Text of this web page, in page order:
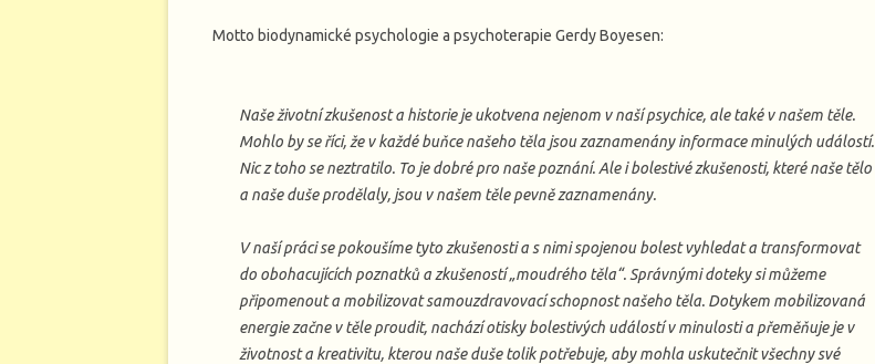
Motto biodynamické psychologie a psychoterapie Gerdy Boyesen:
Naše životní zkušenost a historie je ukotvena nejenom v naší psychice, ale také v našem těle.
Mohlo by se říci, že v každé buňce našeho těla jsou zaznamenány informace minulých událostí.
Nic z toho se neztratilo. To je dobré pro naše poznání. Ale i bolestivé zkušenosti, které naše tělo
a naše duše prodělaly, jsou v našem těle pevně zaznamenány.
V naší práci se pokoušíme tyto zkušenosti a s nimi spojenou bolest vyhledat a transformovat
do obohacujících poznatků a zkušeností „moudrého těla“. Správnými doteky si můžeme
připomenout a mobilizovat samouzdravovací schopnost našeho těla. Dotykem mobilizovaná
energie začne v těle proudit, nachází otisky bolestivých událostí v minulosti a přeměňuje je v
životnost a kreativitu, kterou naše duše tolik potřebuje, aby mohla uskutečnit všechny své